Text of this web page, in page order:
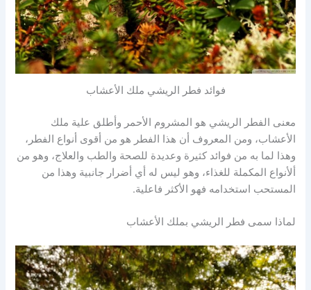
فوائد فطر الريشي ملك الأعشاب
معنى الفطر الريشي هو المشروم الأحمر وأطلق علية ملك
الأعشاب، ومن المعروف أن هذا الفطر هو من أقوى أنواع الفطر،
وهذا لما به من فوائد كثيرة وعديدة للصحة والطب والعلاج، وهو من
ألأنواع المكملة للغذاء، وهو ليس له أي أضرار جانبية وهذا من
المستحب استخدامه فهو الأكثر فاعلية.
لماذا سمى فطر الريشي بملك الأعشاب